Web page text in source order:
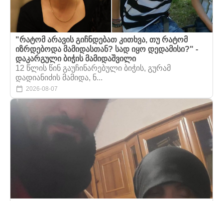
"რატომ არავის გიჩნდებათ კითხვა, თუ რატომ
იზრდებოდა მამიდასთან? სად იყო დედამისი?" -
დაკარგული ბიჭის მამიდაშვილი
12 წლის წინ გაუჩინარებული ბიჭის, გურამ
დადიანიძის მამიდა, ნ...
2026-08-07